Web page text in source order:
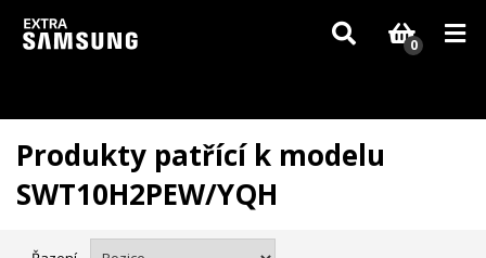
Vzhledem k aktuální situaci se může dodání dílů, které nejsou skladem,
zpozdit. Děkujeme za pochopení.
0
Produkty patřící k modelu
SWT10H2PEW/YQH